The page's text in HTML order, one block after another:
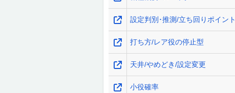
設定判別･推測/立ち回りポイント
打ち方/レア役の停止型
天井/やめどき/設定変更
小役確率